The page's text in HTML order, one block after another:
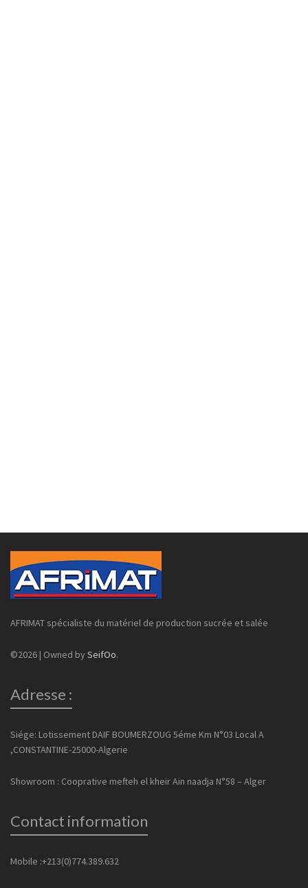
AFRIMAT spécialiste du matériel de production sucrée et salée
©2026 | Owned by SeifOo.
Adresse :
Siége: Lotissement DAIF BOUMERZOUG 5éme Km N°03 Local A
,CONSTANTINE-25000-Algerie
Showroom : Cooprative mefteh el kheir Ain naadja N°58 – Alger
Contact information
Mobile :+213(0)774.389.632